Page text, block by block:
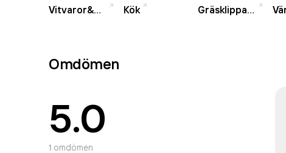
Vitvaror&Hushåll Kök Gräsklippare
Omdömen
5.0
1 omdömen